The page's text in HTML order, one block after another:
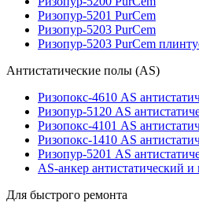
Ризопур-5201 PurCem
Ризопур-5203 PurCem
Ризопур-5203 PurCem
Антистатические полы (AS)
Ризопокс-4610 AS
Ризопур-5120 AS
Ризопокс-4101 AS
Ризопокс-1410 AS
Ризопур-5201 AS
AS-анкер антистатический и
Для быстрого ремонта